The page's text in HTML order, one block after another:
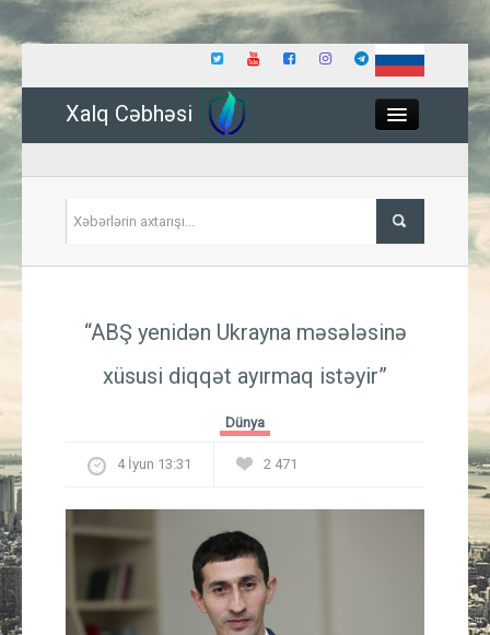
Xalq Cəbhəsi
İqtisadiyyat
Güney Azərbaycan
“ABŞ yenidən Ukrayna məsələsinə
xüsusi diqqət ayırmaq istəyir”
Dünya
4 İyun 13:31 2 471